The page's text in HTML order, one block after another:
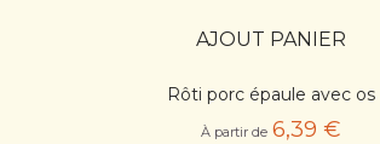
AJOUT PANIER
Rôti porc épaule avec os
À partir de 6,39 €